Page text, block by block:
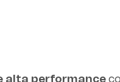
alta performance